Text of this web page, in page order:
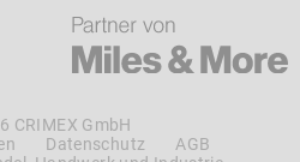
CRIMEX GmbH
Datenschutz AGB